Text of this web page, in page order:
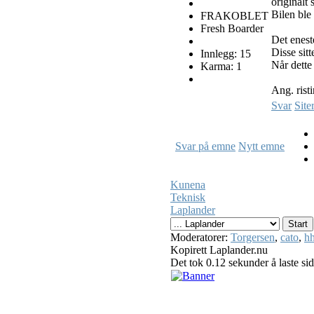
FRAKOBLET
Fresh Boarder
Innlegg: 15
Karma: 1
Bilen ble
Det
Disse
Når
Ang.
Svar Siter
Svar på emne Nytt emne
Kunena
Teknisk
Laplander
Moderatorer: Torgersen, cato,
Kopirett Laplander.nu
Det tok 0.12 sekunder å laste